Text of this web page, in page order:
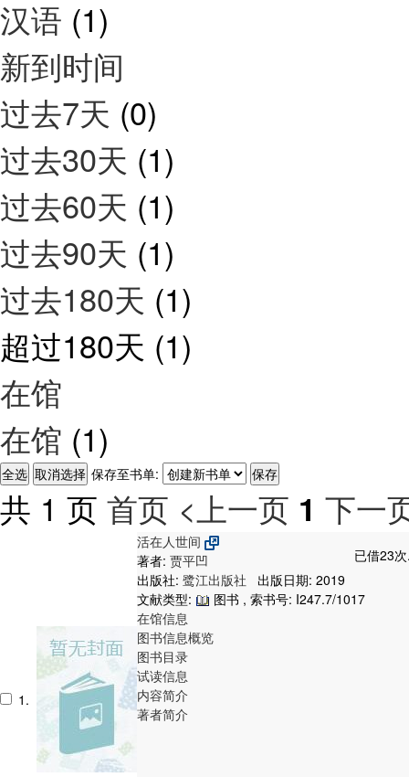
汉语 (1)
新到时间
过去7天 (0)
过去30天 (1)
过去60天 (1)
过去90天 (1)
过去180天 (1)
超过180天 (1)
在馆
在馆 (1)
保存至书单:
共 1 页 首页 <上一页 1 下一
1.
活在人世间
已借23
著者: 贾平凹
出版社: 鹭江出版社
出版日期: 2019
文献类型:
图书 , 索书号: I247.7/1017
在馆信息
图书信息概览
图书目录
试读信息
内容简介
著者简介